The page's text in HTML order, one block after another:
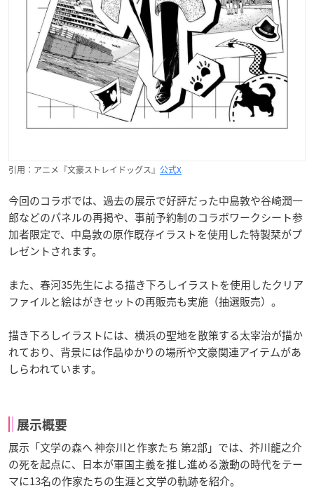
引用：アニメ『文豪ストレイドッグス』 公式X
今回のコラボでは、過去の展示で好評だった中島敦や谷崎潤一
郎などのパネルの再掲や、事前予約制のコラボワークシート参
加者限定で、中島敦の原作既存イラストを使用した特製栞がプ
レゼントされます。
また、春河35先生による描き下ろしイラストを使用したクリア
ファイルと絵はがきセットの再販売も実施（抽選販売）。
描き下ろしイラストには、横浜の聖地を散策する太宰治が描か
れており、背景には作品ゆかりの場所や文豪関連アイテムがあ
しらわれています。
展示概要
展示「文学の森へ 神奈川と作家たち 第2部」では、芥川龍之介
の死を起点に、日本が軍国主義を推し進める激動の時代をテー
マに13名の作家たちの生涯と文学の軌跡を紹介。